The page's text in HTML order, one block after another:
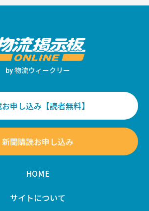
by物流ウィークリー
申し込み【読者無料】
新聞購読お申し込み
HOME
サイトについて